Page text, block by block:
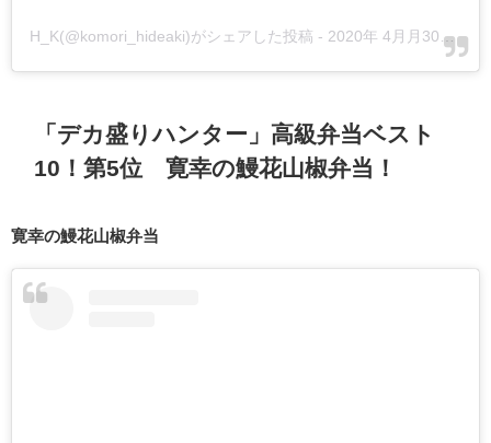
H_K(@komori_hideaki)がシェアした投稿 - 2020年 4月月30日午前6時55分PDT
「デカ盛りハンター」高級弁当ベスト
10！第5位 寛幸の鰻花山椒弁当！
寛幸の鰻花山椒弁当